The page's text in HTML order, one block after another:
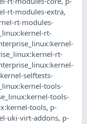
rt-modules-extra,
rt-modules-
rt-
rt-
selftests-
tools-
tools-
tools, p-
uki-virt-addons, p-